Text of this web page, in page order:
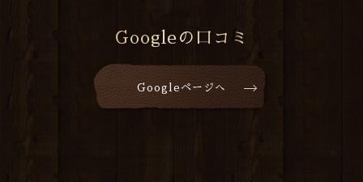
Googleの口コミ
Googleページへ